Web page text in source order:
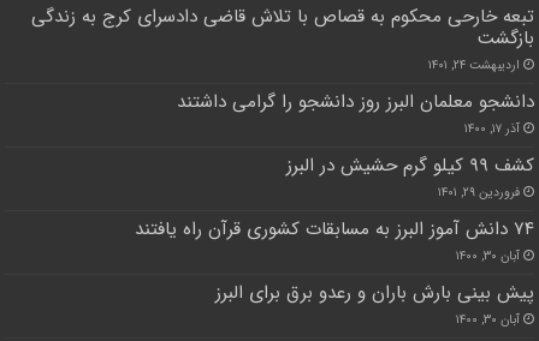
تبعه خارحی محکوم به قصاص با تلاش قاضی دادسرای کرج به زندگی
بازگشت
اردیبهشت ۲۴, ۱۴۰۱
دانشجو معلمان البرز روز دانشجو را گرامی داشتند
آذر ۱۷, ۱۴۰۰
کشف ۹۹ کیلو گرم حشیش در البرز
فروردین ۲۹, ۱۴۰۱
۷۴ دانش آموز البرز به مسابقات کشوری قرآن راه یافتند
آبان ۳۰, ۱۴۰۰
پیش بینی بارش باران و رعدو برق برای البرز
آبان ۳۰, ۱۴۰۰